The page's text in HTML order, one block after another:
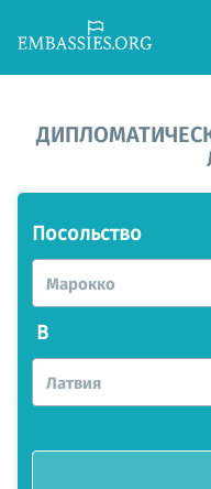
Посольство
Марокко
В
Латвия